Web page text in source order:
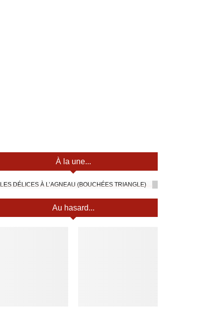
À la une...
LES DÉLICES À L’AGNEAU (BOUCHÉES TRIANGLE)
Au hasard...